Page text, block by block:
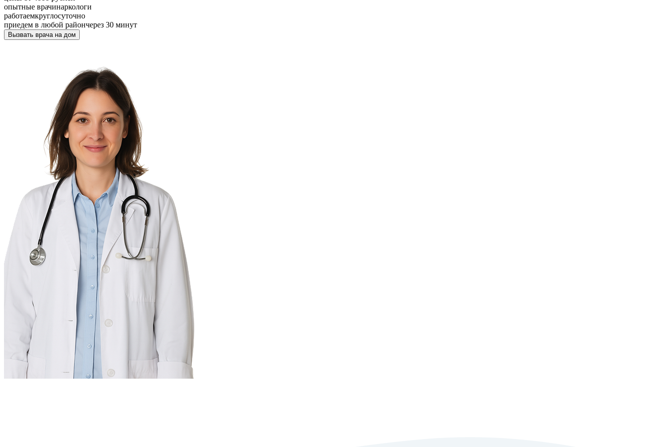
опытные врачинаркологи
работаемкруглосуточно
приедем в любой райончерез 30 минут
Вызвать врача на дом